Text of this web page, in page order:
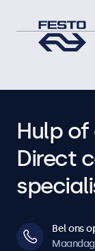
Hulp of
Direct
Bel ons